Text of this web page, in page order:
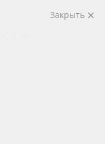
Закрыть